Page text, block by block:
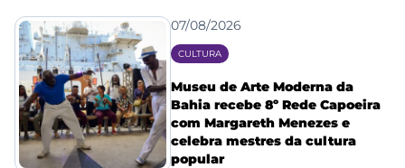
07/08/2026
CULTURA
Museu de Arte Moderna da
Bahia recebe 8º Rede Capoeira
com Margareth Menezes e
celebra mestres da cultura
popular